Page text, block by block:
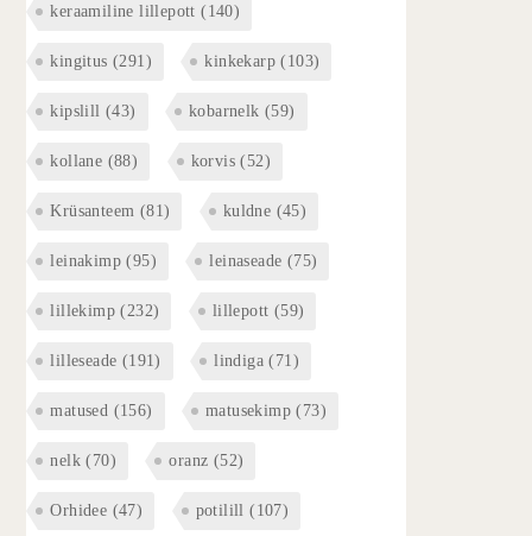
keraamiline lillepott (140)
kingitus (291) kinkekarp (103)
kipslill (43) kobarnelk (59)
kollane (88) korvis (52)
Krüsanteem (81) kuldne (45)
leinakimp (95) leinaseade (75)
lillekimp (232) lillepott (59)
lilleseade (191) lindiga (71)
matused (156) matusekimp (73)
nelk (70) oranz (52)
Orhidee (47) potilill (107)